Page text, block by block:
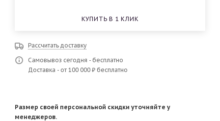
КУПИТЬ В 1 КЛИК
Рассчитать доставку
Самовывоз сегодня - бесплатно
Доставка - от 100 000 ₽ бесплатно
Размер своей персональной скидки уточняйте у
менеджеров.